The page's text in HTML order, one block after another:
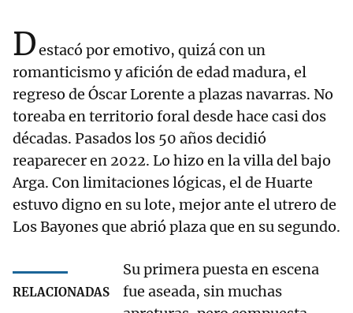
Destacó por emotivo, quizá con un
romanticismo y afición de edad madura, el
regreso de Óscar Lorente a plazas navarras. No
toreaba en territorio foral desde hace casi dos
décadas. Pasados los 50 años decidió
reaparecer en 2022. Lo hizo en la villa del bajo
Arga. Con limitaciones lógicas, el de Huarte
estuvo digno en su lote, mejor ante el utrero de
Los Bayones que abrió plaza que en su segundo.
RELACIONADAS
Su primera puesta en escena
fue aseada, sin muchas